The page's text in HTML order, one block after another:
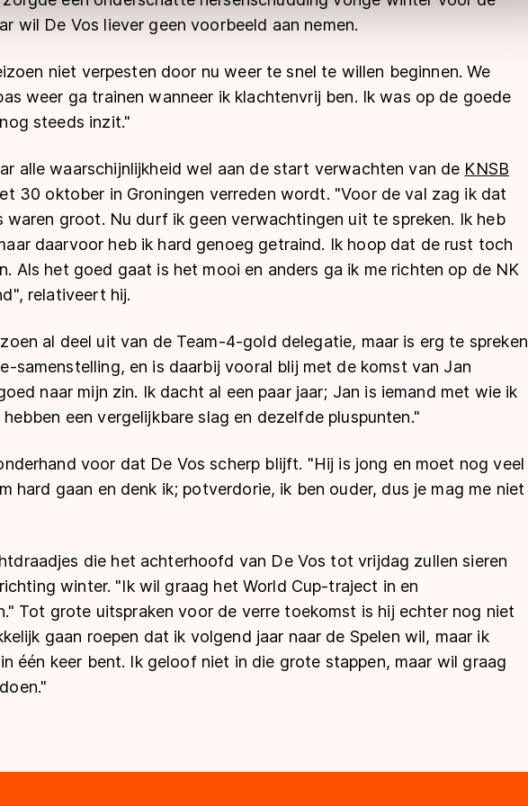
wil De Vos liever geen voorbeeld aan nemen.
niet verpesten door nu weer te snel te willen beginnen. We
weer ga trainen wanneer ik klachtenvrij ben. Ik was op de goede
steeds inzit."
alle waarschijnlijkheid wel aan de start verwachten van de KNSB
30 oktober in Groningen verreden wordt. "Voor de val zag ik dat
waren groot. Nu durf ik geen verwachtingen uit te spreken. Ik heb
daarvoor heb ik hard genoeg getraind. Ik hoop dat de rust toch
Als het goed gaat is het mooi en anders ga ik me richten op de NK
relativeert hij.
al deel uit van de Team-4-gold delegatie, maar is erg te spreken
samenstelling, en is daarbij vooral blij met de komst van Jan
naar mijn zin. Ik dacht al een paar jaar; Jan is iemand met wie ik
een vergelijkbare slag en dezelfde pluspunten."
voor dat De Vos scherp blijft. "Hij is jong en moet nog veel
hard gaan en denk ik; potverdorie, ik ben ouder, dus je mag me niet
die het achterhoofd van De Vos tot vrijdag zullen sieren
winter. "Ik wil graag het World Cup-traject in en
Tot grote uitspraken voor de verre toekomst is hij echter nog niet
gaan roepen dat ik volgend jaar naar de Spelen wil, maar ik
één keer bent. Ik geloof niet in die grote stappen, maar wil graag